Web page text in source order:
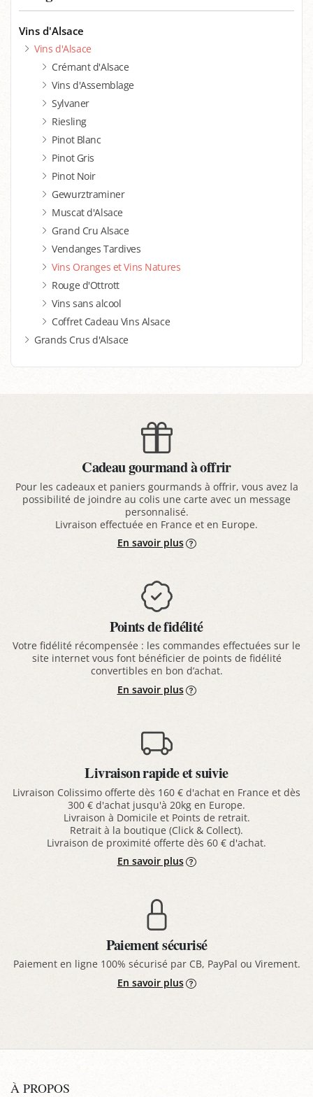
Vins d'Alsace
Vins d'Alsace
Crémant d'Alsace
Vins d'Assemblage
Sylvaner
Riesling
Pinot Blanc
Pinot Gris
Pinot Noir
Gewurztraminer
Muscat d'Alsace
Grand Cru Alsace
Vendanges Tardives
Vins Oranges et Vins Natures
Rouge d'Ottrott
Vins sans alcool
Coffret Cadeau Vins Alsace
Grands Crus d'Alsace
Cadeau gourmand à offrir
Pour les cadeaux et paniers gourmands à offrir, vous avez la
possibilité de joindre au colis une carte avec un message
personnalisé.
Livraison effectuée en France et en Europe.
En savoir plus
Points de fidélité
Votre fidélité récompensée : les commandes effectuées sur le
site internet vous font bénéficier de points de fidélité
convertibles en bon d’achat.
En savoir plus
Livraison rapide et suivie
Livraison Colissimo offerte dès 160 € d'achat en France et dès
300 € d'achat jusqu'à 20kg en Europe.
Livraison à Domicile et Points de retrait.
Retrait à la boutique (Click & Collect).
Livraison de proximité offerte dès 60 € d'achat.
En savoir plus
Paiement sécurisé
Paiement en ligne 100% sécurisé par CB, PayPal ou Virement.
En savoir plus
À PROPOS